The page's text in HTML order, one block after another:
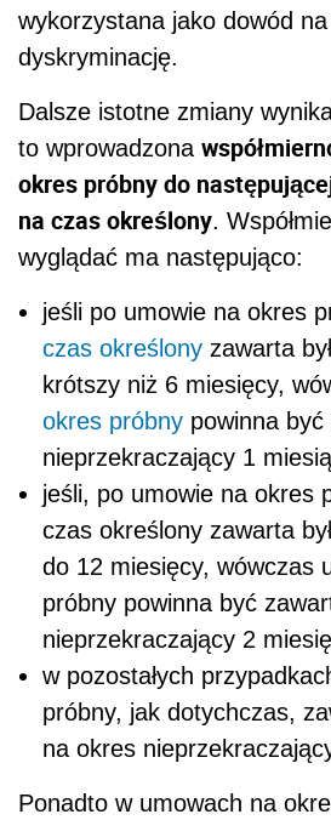
wykorzystana jako dowód
dyskryminację.
Dalsze istotne zmiany
to wprowadzona
okres próbny do
na czas określony.
wyglądać ma następująco:
jeśli po umowie na okres
czas określony zawarta
krótszy niż 6 miesięcy,
okres próbny powinna
nieprzekraczający 1
jeśli, po umowie na okres
czas określony zawarta
do 12 miesięcy, wówczas
próbny powinna być
nieprzekraczający 2
w pozostałych
próbny, jak dotychczas,
na okres
Ponadto w umowach na